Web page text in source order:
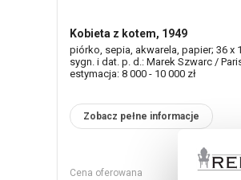
Kobieta z kotem, 1949
piórko, sepia, akwarela, papier; 36 x
sygn. i dat. p. d.: Marek Szwarc /
estymacja: 8 000 - 10 000 zł
Zobacz pełne informacje
Cena oferowana